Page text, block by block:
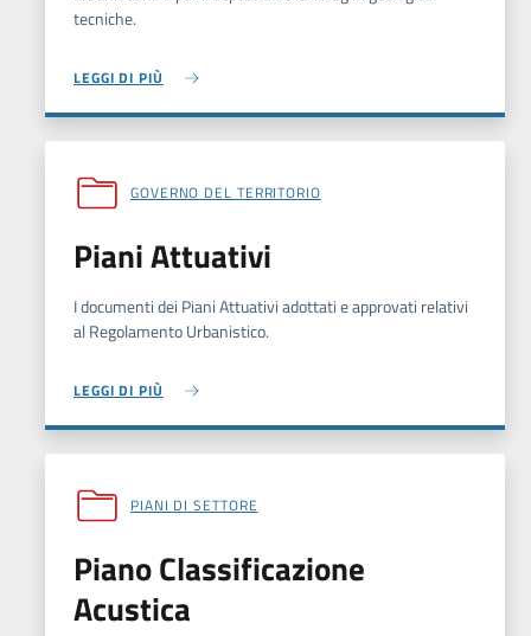
tecniche.
LEGGI DI PIÙ
GOVERNO DEL TERRITORIO
Piani Attuativi
I documenti dei Piani Attuativi adottati e approvati relativi
al Regolamento Urbanistico.
LEGGI DI PIÙ
PIANI DI SETTORE
Piano Classificazione
Acustica